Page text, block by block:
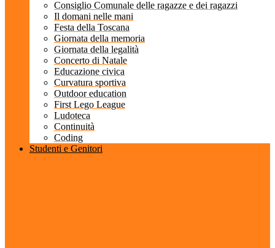
Consiglio Comunale delle ragazze e dei ragazzi
Il domani nelle mani
Festa della Toscana
Giornata della memoria
Giornata della legalità
Concerto di Natale
Educazione civica
Curvatura sportiva
Outdoor education
First Lego League
Ludoteca
Continuità
Coding
Studenti e Genitori